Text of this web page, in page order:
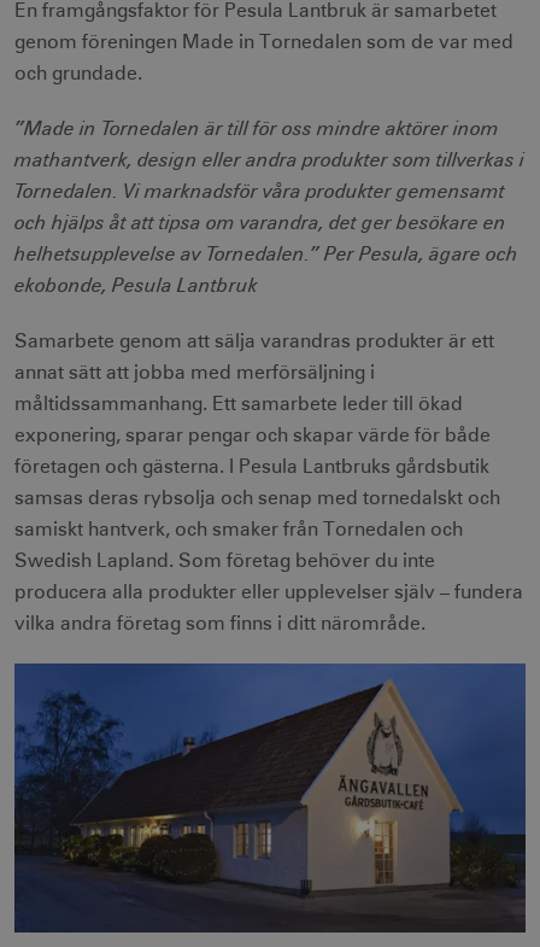
En framgångsfaktor för Pesula Lantbruk är samarbetet
genom föreningen Made in Tornedalen som de var med
och grundade.
”Made in Tornedalen är till för oss mindre aktörer inom
mathantverk, design eller andra produkter som tillverkas i
Tornedalen. Vi marknadsför våra produkter gemensamt
och hjälps åt att tipsa om varandra, det ger besökare en
helhetsupplevelse av Tornedalen.” Per Pesula, ägare och
ekobonde, Pesula Lantbruk
Samarbete genom att sälja varandras produkter är ett
annat sätt att jobba med merförsäljning i
måltidssammanhang. Ett samarbete leder till ökad
exponering, sparar pengar och skapar värde för både
företagen och gästerna. I Pesula Lantbruks gårdsbutik
samsas deras rybsolja och senap med tornedalskt och
samiskt hantverk, och smaker från Tornedalen och
Swedish Lapland. Som företag behöver du inte
producera alla produkter eller upplevelser själv – fundera
vilka andra företag som finns i ditt närområde.